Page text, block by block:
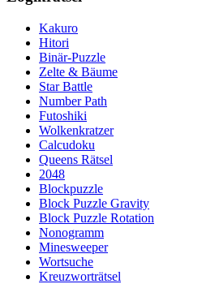
Kakuro
Hitori
Binär-Puzzle
Zelte & Bäume
Star Battle
Number Path
Futoshiki
Wolkenkratzer
Calcudoku
Queens Rätsel
2048
Blockpuzzle
Block Puzzle Gravity
Block Puzzle Rotation
Nonogramm
Minesweeper
Wortsuche
Kreuzworträtsel